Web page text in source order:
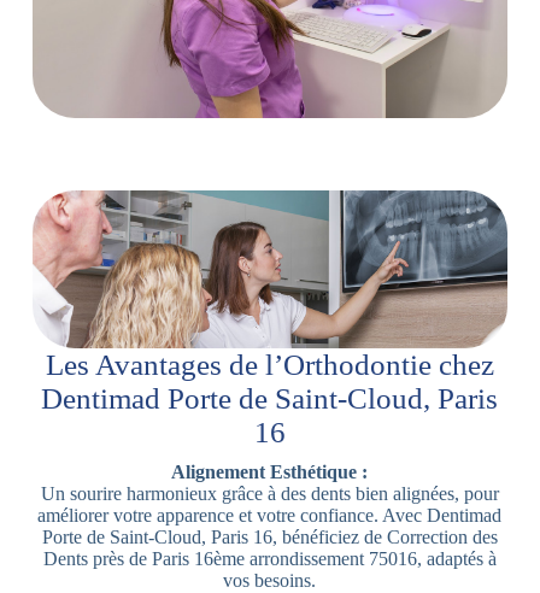
Les Avantages de l’Orthodontie chez
Dentimad Porte de Saint-Cloud, Paris
16
Alignement Esthétique :
Un sourire harmonieux grâce à des dents bien alignées, pour
améliorer votre apparence et votre confiance. Avec Dentimad
Porte de Saint-Cloud, Paris 16, bénéficiez de Correction des
Dents près de Paris 16ème arrondissement 75016, adaptés à
vos besoins.